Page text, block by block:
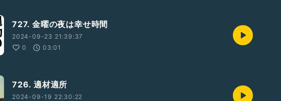
727. 金曜の夜は幸せ時間
2024-09-23 21:39:37
0
03:01
726. 適材適所
2024-09-19 22:30:22